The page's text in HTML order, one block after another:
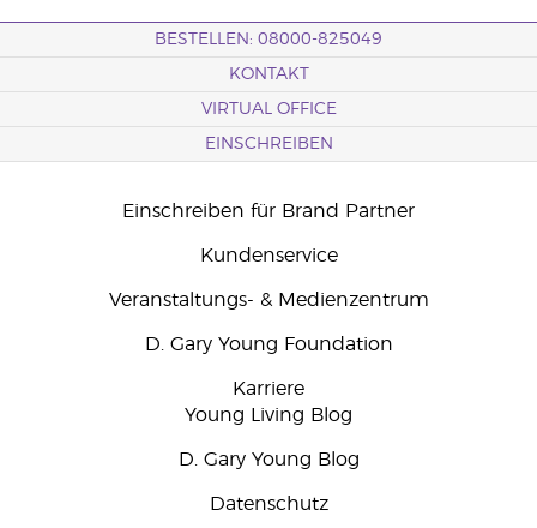
BESTELLEN: 08000-825049
KONTAKT
VIRTUAL OFFICE
EINSCHREIBEN
Einschreiben für Brand Partner
Kundenservice
Veranstaltungs- & Medienzentrum
D. Gary Young Foundation
Karriere
Young Living Blog
D. Gary Young Blog
Datenschutz